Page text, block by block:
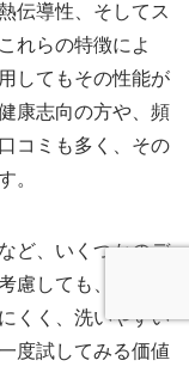
伝導性、そしてス
れらの特徴によ
してもその性能が
康志向の方や、頻
コミも多く、その
。
ど、いくつかのデ
慮しても、そのメ
くく、洗いやすい
度試してみる価値